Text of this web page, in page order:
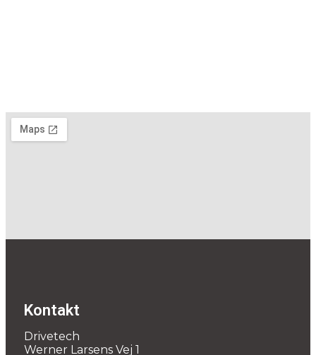
Kontakt
Drivetech
Werner Larsens Vej 1